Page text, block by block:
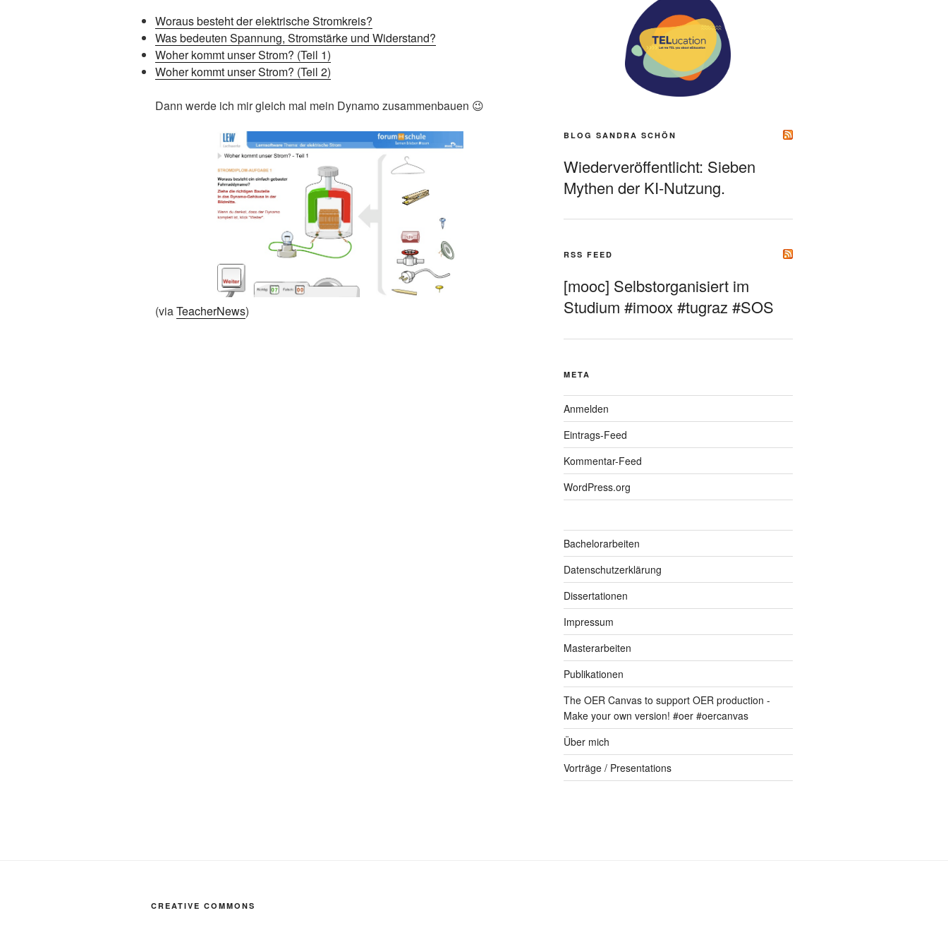
Woraus besteht der elektrische Stromkreis?
Was bedeuten Spannung, Stromstärke und Widerstand?
Woher kommt unser Strom? (Teil 1)
Woher kommt unser Strom? (Teil 2)
Dann werde ich mir gleich mal mein Dynamo zusammenbauen 😉
(viaTeacherNews)
BLOG SANDRA SCHÖN
Wiederveröffentlicht: Sieben
Mythen der KI-Nutzung.
RSS FEED
[mooc] Selbstorganisiert im
Studium #imoox #tugraz #SOS
META
Anmelden
Eintrags-Feed
Kommentar-Feed
WordPress.org
Bachelorarbeiten
Datenschutzerklärung
Dissertationen
Impressum
Masterarbeiten
Publikationen
The OER Canvas to support OER production -
Make your own version! #oer #oercanvas
Über mich
Vorträge / Presentations
CREATIVE COMMONS